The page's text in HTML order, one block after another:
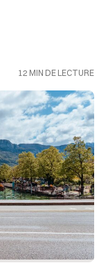
12 MIN DE LECTURE